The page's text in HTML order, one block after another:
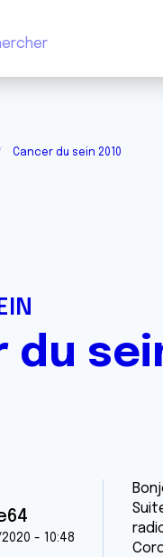
Cancer du sein 2010
- 10:48